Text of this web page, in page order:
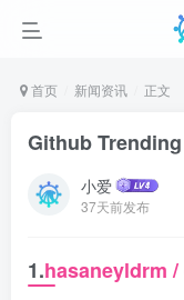
首页 新闻资讯 正文
Github Trending
小爱
37天前发布
1.hasaneyldrm